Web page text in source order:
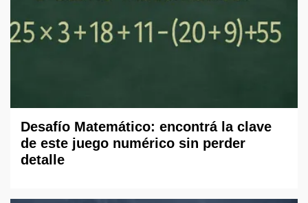
Desafío Matemático: encontrá la clave
de este juego numérico sin perder
detalle